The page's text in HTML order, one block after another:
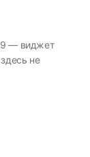
— виджет
не